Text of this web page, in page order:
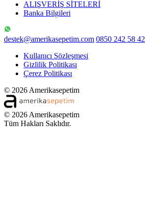
ALIŞVERİŞ SİTELERİ
Banka Bilgileri
destek@amerikasepetim.com 0850 242 58 42
Kullanıcı Sözleşmesi
Gizlilik Politikası
Çerez Politikası
© 2026 Amerikasepetim
© 2026 Amerikasepetim
Tüm Hakları Saklıdır.